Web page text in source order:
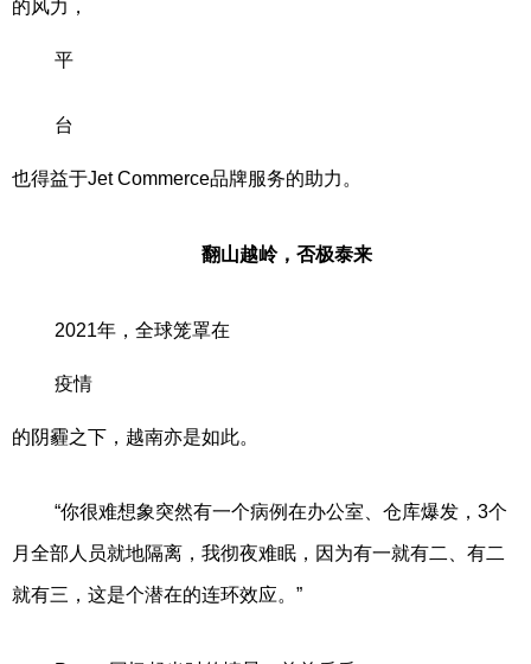
的风力，
平
台
也得益于Jet Commerce品牌服务的助力。
翻山越岭，否极泰来
2021年，全球笼罩在
疫情
的阴霾之下，越南亦是如此。
“你很难想象突然有一个病例在办公室、仓库爆发，3个
月全部人员就地隔离，我彻夜难眠，因为有一就有二、有二
就有三，这是个潜在的连环效应。”